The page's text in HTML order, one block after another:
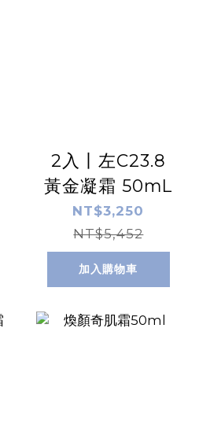
2入丨左C23.8
黃金凝霜 50mL
NT$3,250
NT$5,452
加入購物車